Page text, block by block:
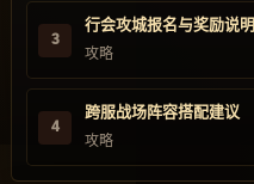
3
行会攻城报名与奖励说明
攻略
4
跨服战场阵容搭配建议
攻略